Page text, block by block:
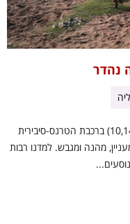
נהדר
חזרנו ממסע משפחתי (הורים ושלוש בנות 10,14,16) ברכבת הטרנס-סיבירית
מהנה ומגבש. למדנו רבות